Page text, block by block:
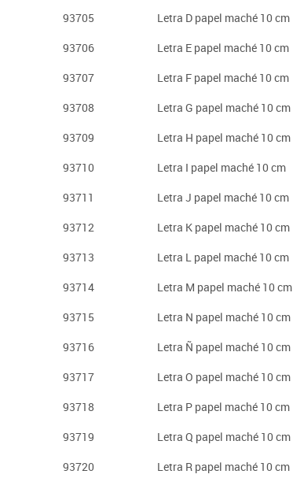
93705
Letra D papel maché 10 cm
93706
Letra E papel maché 10 cm
93707
Letra F papel maché 10 cm
93708
Letra G papel maché 10 cm
93709
Letra H papel maché 10 cm
93710
Letra I papel maché 10 cm
93711
Letra J papel maché 10 cm
93712
Letra K papel maché 10 cm
93713
Letra L papel maché 10 cm
93714
Letra M papel maché 10 cm
93715
Letra N papel maché 10 cm
93716
Letra Ñ papel maché 10 cm
93717
Letra O papel maché 10 cm
93718
Letra P papel maché 10 cm
93719
Letra Q papel maché 10 cm
93720
Letra R papel maché 10 cm